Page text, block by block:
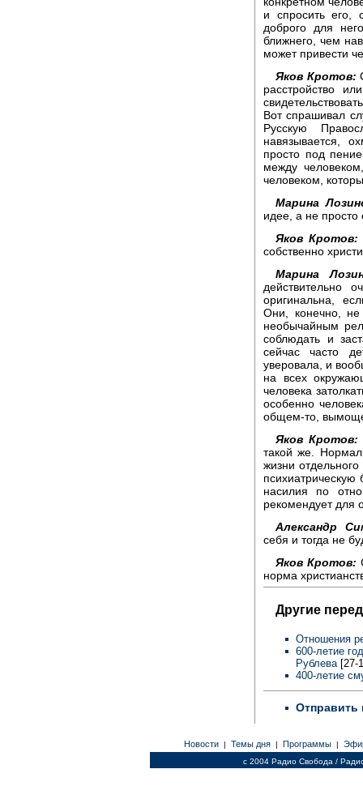
и спросить
доброго для
ближнего, чем
может привести
Яков Кротов:
расстройство
Вот спрашивал
Русскую
навязывается,
просто под
между
человеком,
Марина
идее, а не просто
Яков Кротов:
собственно
Марина
действительно
оригинальна,
Они, конечно, не
необычайным
соблюдать и
сейчас часто
уверовала, и
на всех
человека
особенно
общем-то,
Яков Кротов:
такой же.
жизни
насилия по
рекомендует для
Александр
себя и тогда не
Яков Кротов:
норма
Другие
Отношения
600-летие
Рублева[27-
400-летие
Отправить
Новости | Темы дня | Программы |
c 2004 Радио Свобода /